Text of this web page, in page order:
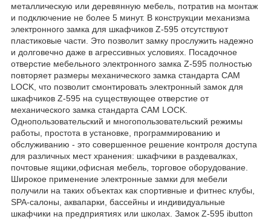
металлическую или деревянную мебель, потратив на монтаж
и подключение не более 5 минут. В конструкции механизма
электронного замка для шкафчиков Z-595 отсутствуют
пластиковые части. Это позволит замку прослужить надежно
и долговечно даже в агрессивных условиях. Посадочное
отверстие мебельного электронного замка Z-595 полностью
повторяет размеры механического замка стандарта CAM
LOCK, что позволит смонтировать электронный замок для
шкафчиков Z-595 на существующее отверстие от
механического замка стандарта CAM LOCK.
Однопользовательский и многопользовательский режимы
работы, простота в установке, программированию и
обслуживанию - это совершенное решение контроля доступа
для различных мест хранения: шкафчики в раздевалках,
почтовые ящики,офисная мебель, торговое оборудование.
Широкое применение электронные замки для мебели
получили на таких объектах как спортивные и фитнес клубы,
SPA-салоны, аквапарки, бассейны и индивидуальные
шкафчики на предприятиях или школах. Замок Z-595 ibutton